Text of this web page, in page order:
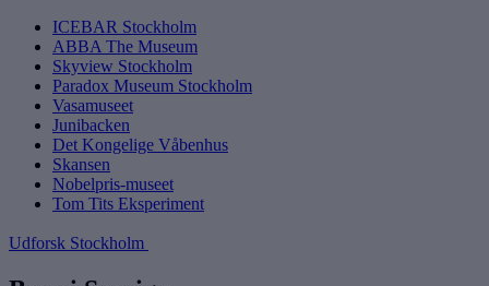
ICEBAR Stockholm
ABBA The Museum
Skyview Stockholm
Paradox Museum Stockholm
Vasamuseet
Junibacken
Det Kongelige Våbenhus
Skansen
Nobelpris-museet
Tom Tits Eksperiment
Udforsk Stockholm